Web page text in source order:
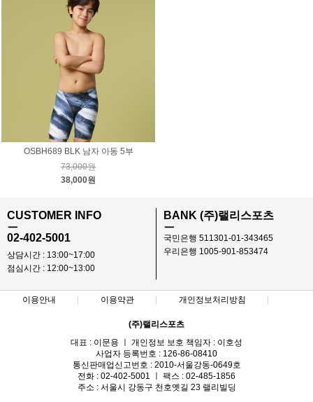
OSBH689 BLK 남자 아동 5부
73,000원
38,000원
CUSTOMER INFO
ㅡ
02-402-5001
상담시간 : 13:00~17:00
점심시간 : 12:00~13:00
BANK (주)랠리스포츠
ㅡ
국민은행 511301-01-343465
우리은행 1005-901-853474
이용안내 이용약관 개인정보처리방침
(주)랠리스포츠
대표 : 이문용 ㅣ 개인정보 보호 책임자 : 이호성
사업자 등록번호 : 126-86-08410
통신판매업신고번호 : 2010-서울강동-0649호
전화 : 02-402-5001 ㅣ 팩스 : 02-485-1856
주소 : 서울시 강동구 천호옛길 23 랠리빌딩